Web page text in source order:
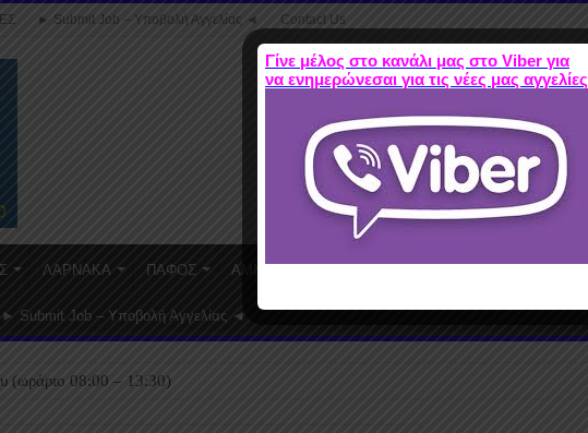
► Submit Job – Υποβολή Αγγελίας ◄ Contact Us
ΛΑΡΝΑΚΑ ΠΑΦΟΣ ΑΜΜΟΧΩΣΤΟΣ
► Submit Job – Υποβολή Αγγελίας ◄
(ωράριο 08:00 – 13:30)
Γίνε μέλος στο κανάλι μας στο Viber για
να ενημερώνεσαι για τις νέες μας αγγελίες